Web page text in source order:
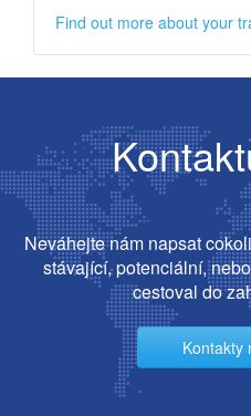
Find out more about your
Neváhejte nám napsat
stávající, potenciální,
cestoval do
Kontakty